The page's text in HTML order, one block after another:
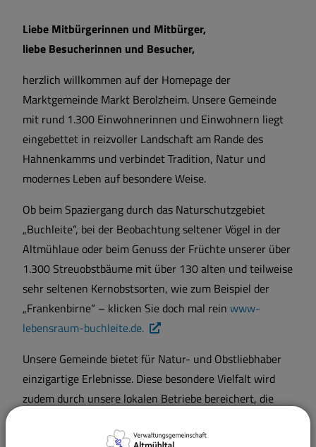
Liebe Mitbürgerinnen und Mitbürger,
liebe Besucherinnen und Besucher,
herzlich willkommen auf der Homepage der
Marktgemeinde Markt Berolzheim. Unsere Gemeinde
mit rund 1.300 Einwohnerinnen und Einwohnern liegt
eingebettet in reizvoller Landschaft am Rande des
Hahnenkamms und verbindet Tradition, Natur und
modernes Leben auf besondere Weise.
Ob beim Spaziergang durch das Naturschutzgebiet
„Buchleite“, bei der Beobachtung seltener Vögel in der
Altmühlaue oder beim Genuss der Früchte unserer über
1.300 Streuobstbäume mit über 130 alten und teilweise
sehr seltenen Kernobstsorten, wie zum Beispiel der
„Frankenbirne“ – klicken Sie doch mal rein www-
lebensraum-buchleite.de.
Unsere Gemeinde bietet für Natur- und Obstliebhaber
einzigartige Erlebnisse. Diese besondere Vielfalt wird
zudem durch unsere lokalen Betriebe bereichert, die
Einsatz moderner Technik verbinden und so die enge